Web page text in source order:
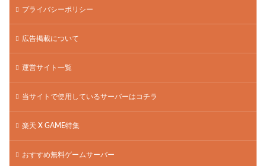
プライバシーポリシー
広告掲載について
運営サイト一覧
当サイトで使用しているサーバーはコチラ
楽天 X GAME特集
おすすめ無料ゲームサーバー